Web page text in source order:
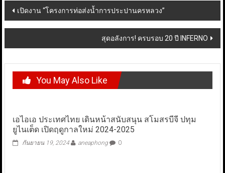
Post
navigation
เปิดงาน “โครงการท่อส่งน้ำการประปานครหลวง”
สุดอลังการ! ครบรอบ 20 ปี INFERNO
You May Also Like
เอไอเอ ประเทศไทย เดินหน้าสนับสนุน สโมสรบีจี ปทุม
ยูไนเต็ด เปิดฤดูกาลใหม่ 2024-2025
กันยายน 19, 2024 aneaphong 0